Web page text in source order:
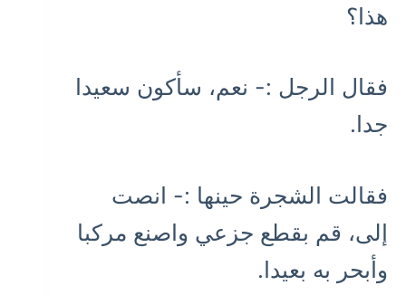
هذا؟
فقال الرجل :- نعم، سأكون سعيدا
جدا.
فقالت الشجرة حينها :- انصت
إلى، قم بقطع جزعي واصنع مركبا
وأبحر به بعيدا.